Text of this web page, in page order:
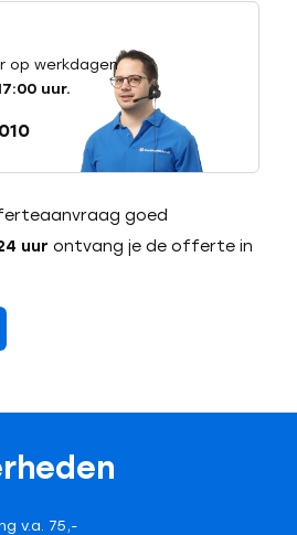
op werkdagen
uur.
goed
uur ontvang je de offerte in
v.a. 75,-